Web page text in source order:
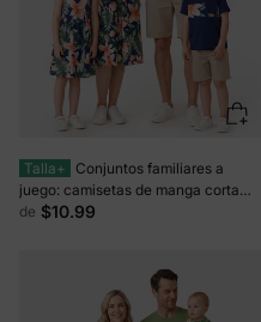
Talla+
Conjuntos familiares a
juego: camisetas de manga corta
con paneles florales o vestidos midi
de $10.99